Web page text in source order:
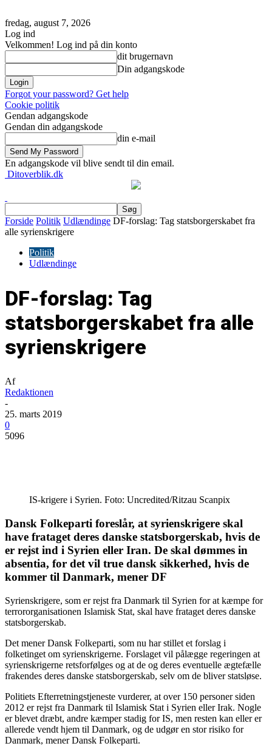
fredag, august 7, 2026
Log ind
Velkommen! Log ind på din konto
dit brugernavn
Din adgangskode
Forgot your password? Get help
Cookie politik
Gendan adgangskode
Gendan din adgangskode
din e-mail
En adgangskode vil blive sendt til din email.
Ditoverblik.dk
Forside Politik Udlændinge DF-forslag: Tag statsborgerskabet fra
alle syrienskrigere
Politik
Udlændinge
DF-forslag: Tag
statsborgerskabet fra alle
syrienskrigere
Af
Redaktionen
-
25. marts 2019
0
5096
IS-krigere i Syrien. Foto: Uncredited/Ritzau Scanpix
Dansk Folkeparti foreslår, at syrienskrigere skal
have frataget deres danske statsborgerskab, hvis de
er rejst ind i Syrien eller Iran. De skal dømmes in
absentia, for det vil true dansk sikkerhed, hvis de
kommer til Danmark, mener DF
Syrienskrigere, som er rejst fra Danmark til Syrien for at kæmpe for
terrororganisationen Islamisk Stat, skal have frataget deres danske
statsborgerskab.
Det mener Dansk Folkeparti, som nu har stillet et forslag i
folketinget om syrienskrigerne. Forslaget vil pålægge regeringen at
syrienskrigerne retsforfølges og at de og deres eventuelle ægtefælle
frakendes deres danske statsborgerskab, selv om de bliver statsløse.
Politiets Efterretningstjeneste vurderer, at over 150 personer siden
2012 er rejst fra Danmark til Islamisk Stat i Syrien eller Irak. Nogle
er blevet dræbt, andre kæmper stadig for IS, men resten kan eller er
allerede vendt hjem til Danmark, og de udgør en stor risiko for
Danmark, mener Dansk Folkeparti.